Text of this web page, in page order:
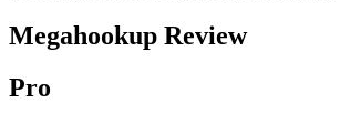
Megahookup Review
Pro